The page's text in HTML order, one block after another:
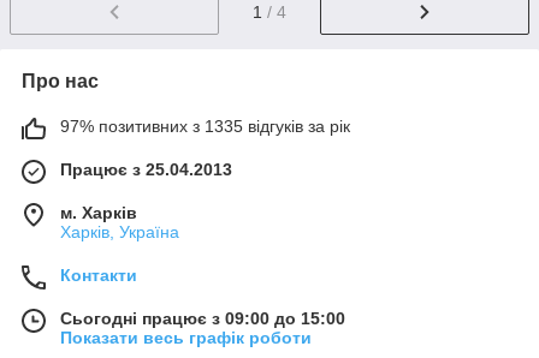
1 / 4
Про нас
97% позитивних з 1335 відгуків за рік
Працює з 25.04.2013
м. Харків
Харків, Україна
Контакти
Сьогодні працює з 09:00 до 15:00
Показати весь графік роботи